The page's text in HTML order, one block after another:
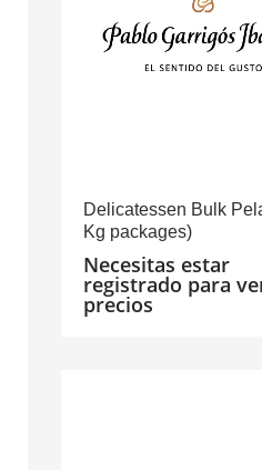
Delicatessen Bulk
Kg packages)
Necesitas estar
registrado para
precios